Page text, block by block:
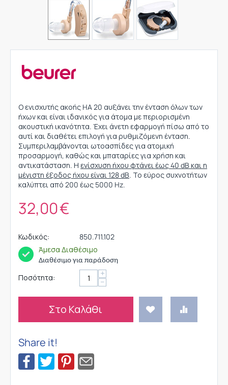
Ο ενισχυτής ακοής HA 20 αυξάνει την ένταση όλων των
ήχων και είναι ιδανικός για άτομα με περιορισμένη
ακουστική ικανότητα. Έχει άνετη εφαρμογή πίσω από το
αυτί και διαθέτει επιλογή για ρυθμιζόμενη ένταση.
Συμπεριλαμβάνονται ωτοασπίδες για ατομική
προσαρμογή, καθώς και μπαταρίες για χρήση και
αντικατάσταση. Η ενίσχυση ήχου φτάνει έως 40 dB και η
μέγιστη έξοδος ήχου είναι 128 dB. Το εύρος συχνοτήτων
καλύπτει από 200 έως 5000 Hz.
32,00€
Κωδικός:
850.711.102
Άμεσα Διαθέσιμο
Διαθέσιμο για παράδοση
Ποσότητα: +
−
Στο Καλάθι
Share it!